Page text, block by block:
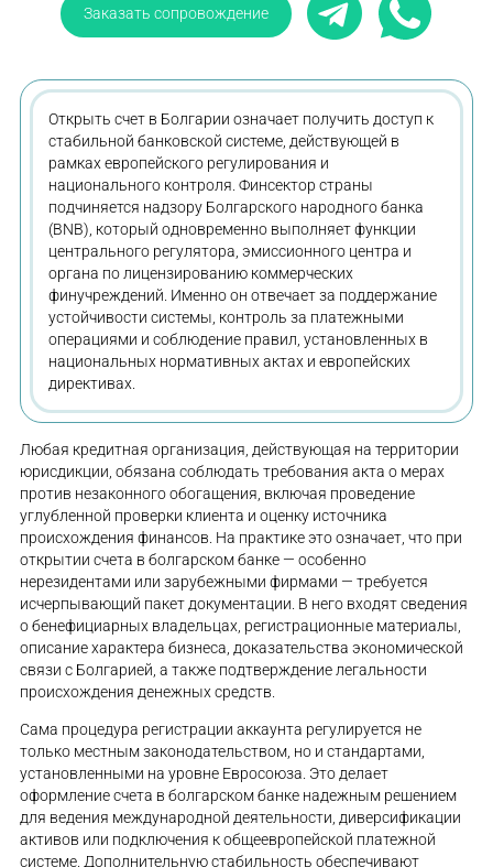
Заказать сопровождение
Открыть счет в Болгарии означает получить доступ к
стабильной банковской системе, действующей в
рамках европейского регулирования и
национального контроля. Финсектор страны
подчиняется надзору Болгарского народного банка
(BNB), который одновременно выполняет функции
центрального регулятора, эмиссионного центра и
органа по лицензированию коммерческих
финучреждений. Именно он отвечает за поддержание
устойчивости системы, контроль за платежными
операциями и соблюдение правил, установленных в
национальных нормативных актах и европейских
директивах.
Любая кредитная организация, действующая на территории
юрисдикции, обязана соблюдать требования акта о мерах
против незаконного обогащения, включая проведение
углубленной проверки клиента и оценку источника
происхождения финансов. На практике это означает, что при
открытии счета в болгарском банке — особенно
нерезидентами или зарубежными фирмами — требуется
исчерпывающий пакет документации. В него входят сведения
о бенефициарных владельцах, регистрационные материалы,
описание характера бизнеса, доказательства экономической
связи с Болгарией, а также подтверждение легальности
происхождения денежных средств.
Сама процедура регистрации аккаунта регулируется не
только местным законодательством, но и стандартами,
установленными на уровне Евросоюза. Это делает
оформление счета в болгарском банке надежным решением
для ведения международной деятельности, диверсификации
активов или подключения к общеевропейской платежной
системе. Дополнительную стабильность обеспечивают